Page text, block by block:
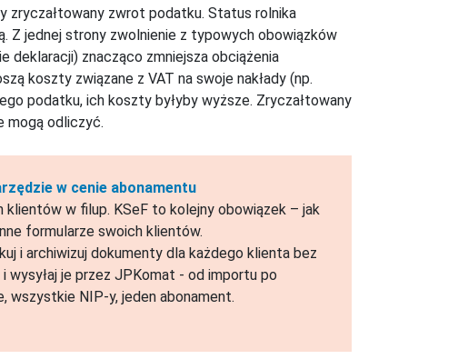
zryczałtowany zwrot podatku. Status rolnika
Z jednej strony zwolnienie z typowych obowiązków
deklaracji) znacząco zmniejsza obciążenia
koszty związane z VAT na swoje nakłady (np.
podatku, ich koszty byłyby wyższe. Zryczałtowany
mogą odliczyć.
w cenie abonamentu
w filup. KSeF to kolejny obowiązek – jak
formularze swoich klientów.
i archiwizuj dokumenty dla każdego klienta bez
wysyłaj je przez JPKomat - od importu po
wszystkie NIP-y, jeden abonament.